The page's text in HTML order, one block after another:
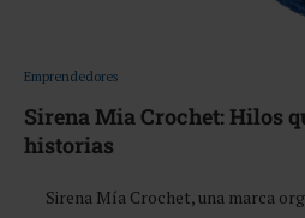
Emprendedores
Sirena Mia Crochet: Hilos
historias
Sirena Mía Crochet, una marca